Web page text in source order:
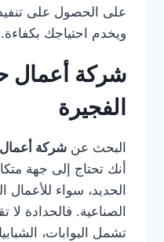
على الحصول على
ويخدم احتياجك بكفاءة.
شركة أعمال
الفجيرة
البحث عن شركة
أنك تحتاج إلى جهة
الحديد، سواء للأعمال
الصناعية. فالحدادة
تشمل البوابات،